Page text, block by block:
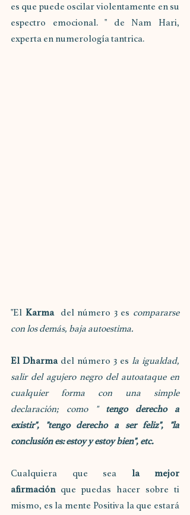
es que puede oscilar violentamente en su
espectro emocional. " de Nam Hari,
experta en numerología tantrica.
"El Karma del número 3 es compararse
con los demás, baja autoestima.
El Dharma del número 3 es la igualdad,
salir del agujero negro del autoataque en
cualquier forma con una simple
declaración; como " tengo derecho a
existir", "tengo derecho a ser feliz", "la
conclusión es: estoy y estoy bien", etc.
Cualquiera que sea la mejor
afirmación que puedas hacer sobre ti
mismo, es la mente Positiva la que estará